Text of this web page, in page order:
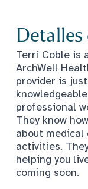
Terri Coble is
ArchWell
provider is
professional
They know
about medical
activities.
helping you
coming soon.